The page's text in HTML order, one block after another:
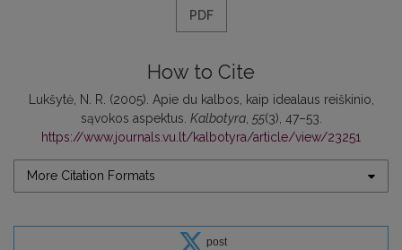
PDF
How to Cite
Lukšytė, N. R. (2005). Apie du kalbos, kaip idealaus reiškinio,
sąvokos aspektus. Kalbotyra, 55(3), 47–53.
https://www.journals.vu.lt/kalbotyra/article/view/23251
More Citation Formats
post